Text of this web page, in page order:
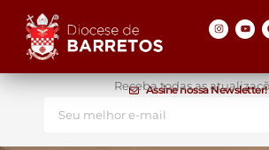
Assine nossa Newsletter!
Receba todas as